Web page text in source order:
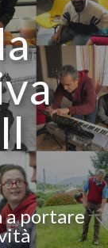
a portare